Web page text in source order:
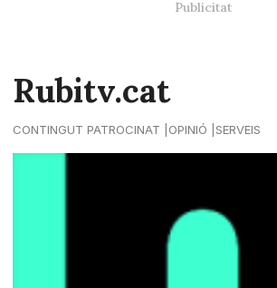
Rubitv.cat
CONTINGUT PATROCINAT OPINIÓ SERVEIS